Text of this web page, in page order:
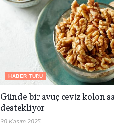
HABER TURU
Günde bir avuç ceviz kolon
destekliyor
30 Kasım 2025